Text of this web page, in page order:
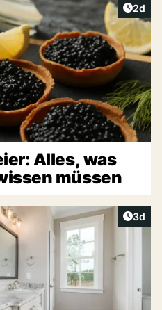
2d
Alles, was
müssen
3d